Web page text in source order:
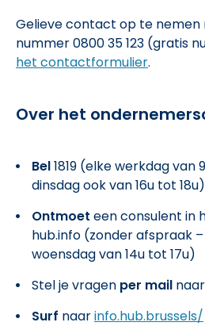
Gelieve contact op te nemen
nummer 0800 35 123 (gratis
het contactformulier.
Over het
Bel1819 (elke werkdag van
dinsdag ook van 16u tot 18u)
Ontmoet een consulent in
hub.info (zonder afspraak
woensdag van 14u tot 17u)
Stel je vragen per mail naar
Surf naarinfo.hub.brussels/